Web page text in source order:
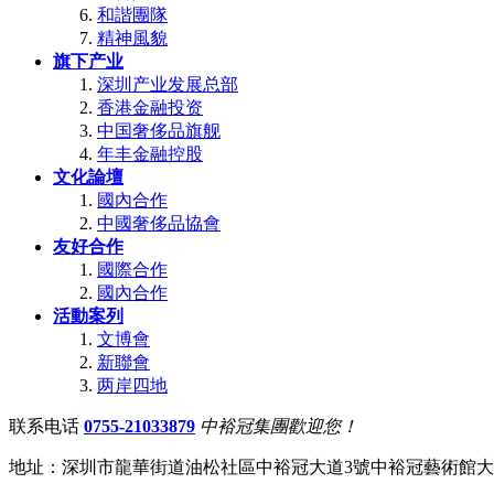
和諧團隊
精神風貌
旗下产业
深圳产业发展总部
香港金融投资
中国奢侈品旗舰
年丰金融控股
文化論壇
國內合作
中國奢侈品協會
友好合作
國際合作
國內合作
活動案列
文博會
新聯會
两岸四地
联系电话 0755-21033879 中裕冠集團歡迎您！
地址：深圳市龍華街道油松社區中裕冠大道3號中裕冠藝術館